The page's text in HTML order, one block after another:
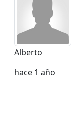
Alberto
hace 1 año